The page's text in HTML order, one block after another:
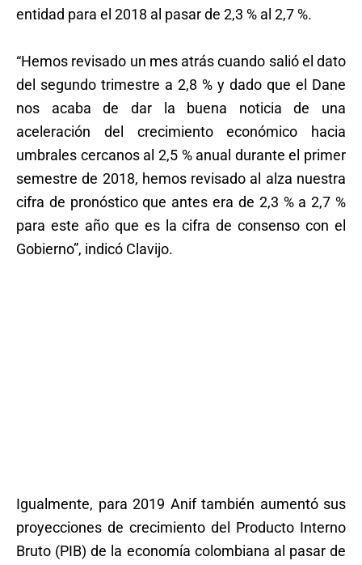
entidad para el 2018 al pasar de 2,3 % al 2,7 %.
“Hemos revisado un mes atrás cuando salió el dato
del segundo trimestre a 2,8 % y dado que el Dane
nos acaba de dar la buena noticia de una
aceleración del crecimiento económico hacia
umbrales cercanos al 2,5 % anual durante el primer
semestre de 2018, hemos revisado al alza nuestra
cifra de pronóstico que antes era de 2,3 % a 2,7 %
para este año que es la cifra de consenso con el
Gobierno”, indicó Clavijo.
Igualmente, para 2019 Anif también aumentó sus
proyecciones de crecimiento del Producto Interno
Bruto (PIB) de la economía colombiana al pasar de